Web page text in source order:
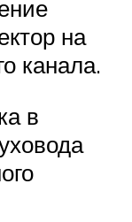
на
канала.
в